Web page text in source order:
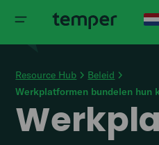
Resource Hub
Beleid
Werkplatformen bundelen hun